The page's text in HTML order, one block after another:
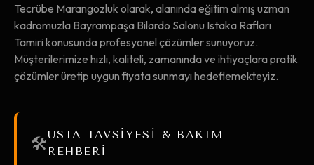
Tecrübe Marangozluk olarak, alanında eğitim almış uzman
kadromuzla Bayrampaşa Bilardo Salonu Istaka Rafları
Tamiri konusunda profesyonel çözümler sunuyoruz.
Müşterilerimize hızlı, kaliteli, zamanında ve ihtiyaçlara pratik
çözümler üretip uygun fiyata sunmayı hedeflemekteyiz.
🛠️USTA TAVSİYESİ & BAKIM
REHBERİ